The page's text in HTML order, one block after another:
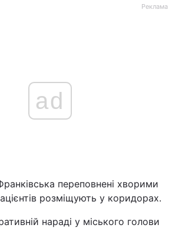
Політика
Світ
Реклама
ad
переповнені хворими
розміщують у коридорах.
нараді у міського голови